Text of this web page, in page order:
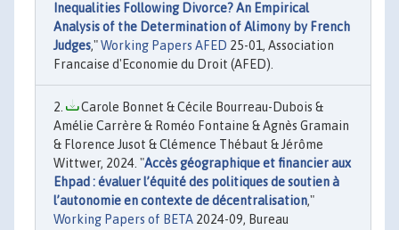
Inequalities Following Divorce? An Empirical
Analysis of the Determination of Alimony by French
Judges,"Working Papers AFED 25-01, Association
Francaise d'Economie du Droit (AFED).
Carole Bonnet & Cécile Bourreau-Dubois &
Amélie Carrère & Roméo Fontaine & Agnès Gramain
& Florence Jusot & Clémence Thébaut & Jérôme
Wittwer, 2024. "Accès géographique et financier aux
Ehpad : évaluer l’équité des politiques de soutien à
l’autonomie en contexte de décentralisation,"
Working Papers of BETA 2024-09, Bureau